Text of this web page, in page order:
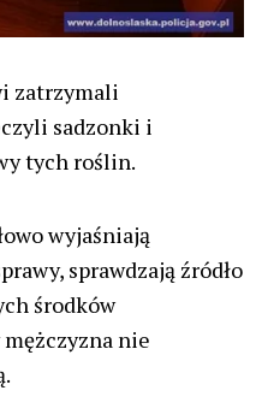
zatrzymali
sadzonki i
tych roślin.
wyjaśniają
sprawdzają źródło
środków
nie